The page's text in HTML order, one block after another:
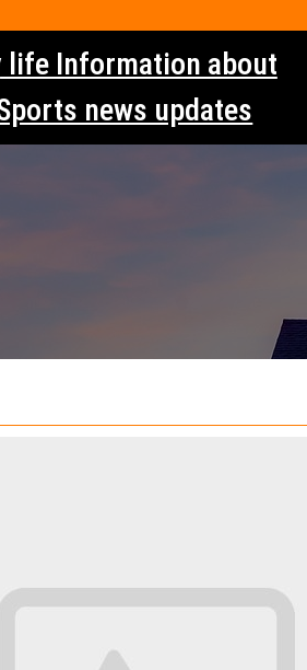
life Information about
news updates